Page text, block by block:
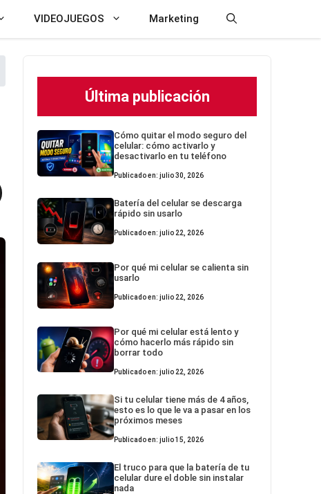
VIDEOJUEGOS Marketing
Última publicación
Cómo quitar el modo seguro del
celular: cómo activarlo y
desactivarlo en tu teléfono
Publicado en: julio 30, 2026
Batería del celular se descarga
rápido sin usarlo
Publicado en: julio 22, 2026
Por qué mi celular se calienta sin
usarlo
Publicado en: julio 22, 2026
Por qué mi celular está lento y
cómo hacerlo más rápido sin
borrar todo
Publicado en: julio 22, 2026
Si tu celular tiene más de 4 años,
esto es lo que le va a pasar en los
próximos meses
Publicado en: julio 15, 2026
El truco para que la batería de tu
celular dure el doble sin instalar
nada